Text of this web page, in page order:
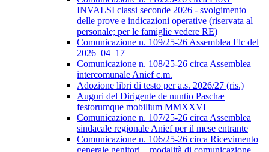
INVALSI classi seconde 2026 - svolgimento
delle prove e indicazioni operative (riservata al
personale; per le famiglie vedere RE)
Comunicazione n. 109/25-26 Assemblea Flc del
2026_04_17
Comunicazione n. 108/25-26 circa Assemblea
intercomunale Anief c.m.
Adozione libri di testo per a.s. 2026/27 (ris.)
Auguri del Dirigente de nuntio Paschæ
festorumque mobilium MMXXVI
Comunicazione n. 107/25-26 circa Assemblea
sindacale regionale Anief per il mese entrante
Comunicazione n. 106/25-26 circa Ricevimento